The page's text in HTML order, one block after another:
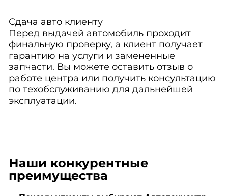
Сдача авто клиенту
Перед выдачей автомобиль проходит
финальную проверку, а клиент получает
гарантию на услуги и замененные
запчасти. Вы можете оставить отзыв о
работе центра или получить консультацию
по техобслуживанию для дальнейшей
эксплуатации.
Наши конкурентные
преимущества